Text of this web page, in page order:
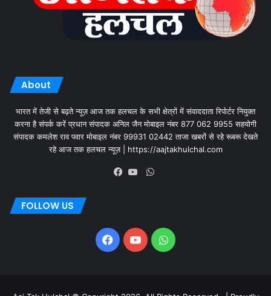
About
भारत में तेजी से बढ़ते न्यूज़ आज तक हलचल के सभी क्षेत्रों में संवाददाता रिपोर्टर नियुक्त
करना है संपर्क करें प्रधान संपादक अनिल जैन मोबाइल नंबर 877 062 9955 सहयोगी
संपादक कमलेश राव पवार मोबाइल नंबर 99931 02442 ताजा खबरों से रहे रूबरू देखते
रहे आज तक हलचल न्यूज़ | https://aajtakhulchal.com
FOLLOW US